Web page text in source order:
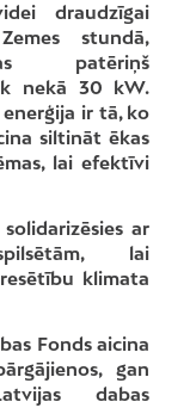
draudzīgai
stundā,
patēriņš
nekā 30 kW.
ir tā, ko
siltināt ēkas
lai efektīvi
ar
lai
klimata
Fonds aicina
gan
dabas